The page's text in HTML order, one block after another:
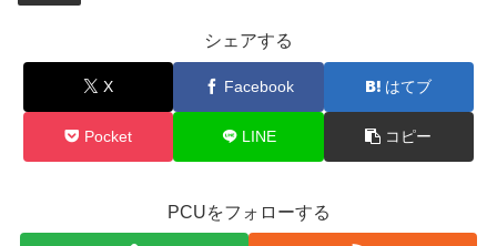
シェアする
X Facebook はてブ
Pocket LINE コピー
PCUをフォローする